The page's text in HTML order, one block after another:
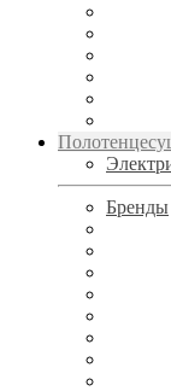
Бренды